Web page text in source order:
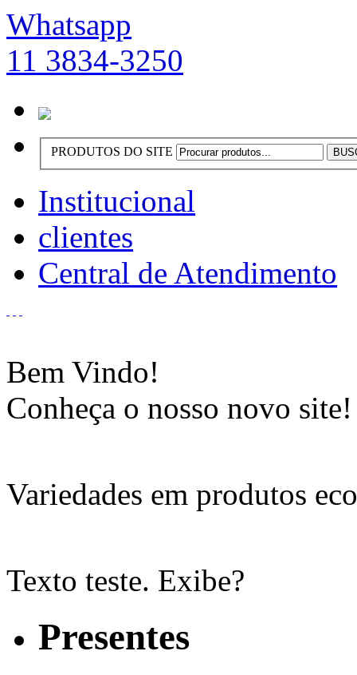
Whatsapp
11 3834-3250
PRODUTOS DO SITE
Institucional
clientes
Central de Atendimento
Bem Vindo!
Conheça o nosso novo site!
Variedades em produtos
Texto teste. Exibe?
Presentes